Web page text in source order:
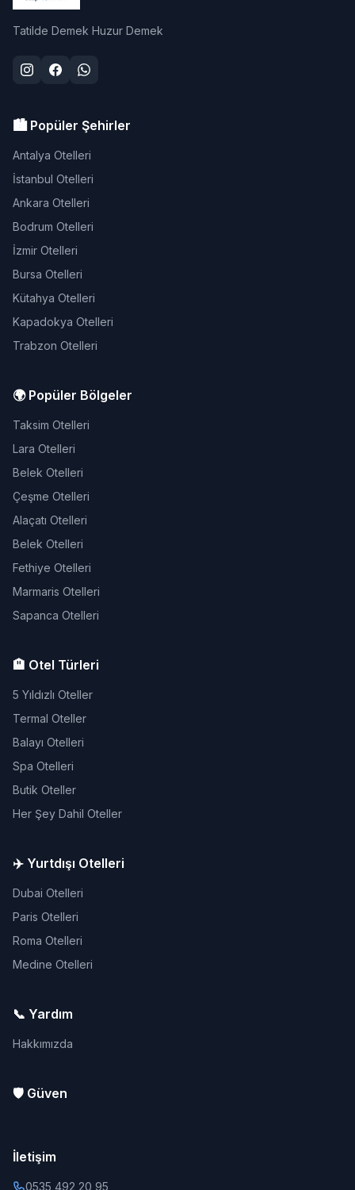
Tatilde Demek Huzur Demek
🏙️ Popüler Şehirler
Antalya Otelleri
İstanbul Otelleri
Ankara Otelleri
Bodrum Otelleri
İzmir Otelleri
Bursa Otelleri
Kütahya Otelleri
Kapadokya Otelleri
Trabzon Otelleri
🌍 Popüler Bölgeler
Taksim Otelleri
Lara Otelleri
Belek Otelleri
Çeşme Otelleri
Alaçatı Otelleri
Belek Otelleri
Fethiye Otelleri
Marmaris Otelleri
Sapanca Otelleri
🏨 Otel Türleri
5 Yıldızlı Oteller
Termal Oteller
Balayı Otelleri
Spa Otelleri
Butik Oteller
Her Şey Dahil Oteller
✈️ Yurtdışı Otelleri
Dubai Otelleri
Paris Otelleri
Roma Otelleri
Medine Otelleri
📞 Yardım
Hakkımızda
🛡️ Güven
İletişim
0535 492 20 95